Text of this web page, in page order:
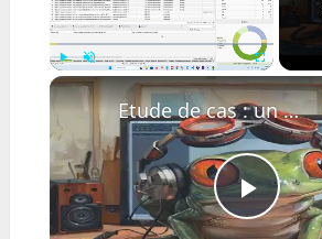
Play Unmute
Play
Etude de cas : un audit SEO technique express avec Screaming Frog.